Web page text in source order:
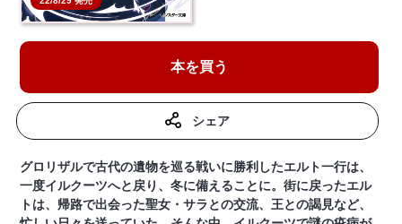
本を買う
シェア
グロリザルで古代の遺物を巡る戦いに勝利したエルト一行は、
一度イルクーツへと戻り、冬に備えることに。街に戻ったエル
トは、帰路で出会った聖女・サラとの交流、王との謁見など、